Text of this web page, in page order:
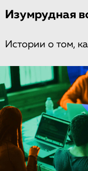
Изумрудная
Истории о том,